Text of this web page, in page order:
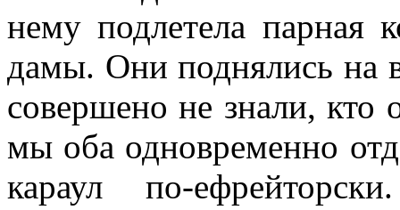
нему подлетела парная
дамы. Они поднялись на
совершено не знали,
мы оба одновременно
караул по-